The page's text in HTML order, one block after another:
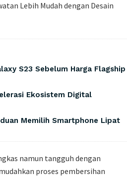
Lebih Mudah dengan Desain
S23 Sebelum Harga Flagship
Ekosistem Digital
Memilih Smartphone Lipat
namun tangguh dengan
proses pembersihan